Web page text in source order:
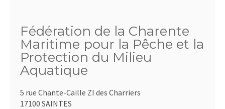
Fédération de la Charente
Maritime pour la Pêche et la
Protection du Milieu
Aquatique
5 rue Chante-Caille ZI des Charriers
17100 SAINTES